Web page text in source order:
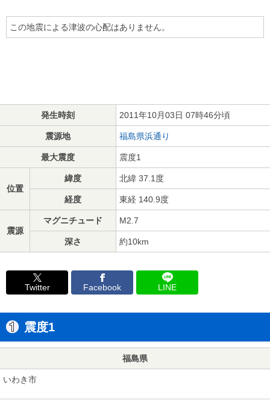
この地震による津波の心配はありません。
発生時刻 2011年10月03日 07時46分頃
震源地 福島県浜通り
最大震度 震度1
位置
緯度 北緯 37.1度
経度 東経 140.9度
震源
マグニチュード M2.7
深さ 約10km
Twitter Facebook LINE
震度1
福島県
いわき市